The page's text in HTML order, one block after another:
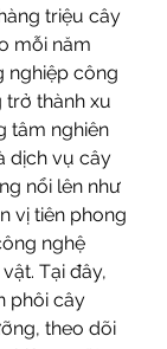
triệu cây
mỗi năm
nghiệp công
trở thành xu
tâm nghiên
dịch vụ cây
nổi lên như
vị tiên phong
nghệ
Tại đây,
phôi cây
theo dõi